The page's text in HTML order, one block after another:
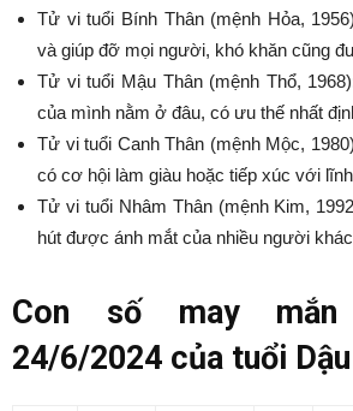
Tử vi tuổi Bính Thân (mệnh Hỏa,
và giúp đỡ mọi người, khó khăn cũng
Tử vi tuổi Mậu Thân (mệnh Thổ,
của mình nằm ở đâu, có ưu thế nhất
Tử vi tuổi Canh Thân (mệnh Mộc,
có cơ hội làm giàu hoặc tiếp xúc với
Tử vi tuổi Nhâm Thân (mệnh Kim,
hút được ánh mắt của nhiều người
Con số may
24/6/2024 của tuổi Dậu